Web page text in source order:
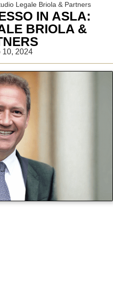
Legale Briola & Partners
IN ASLA:
BRIOLA &
10, 2024